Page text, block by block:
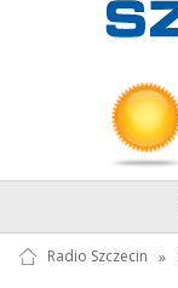
Radio Szczecin »